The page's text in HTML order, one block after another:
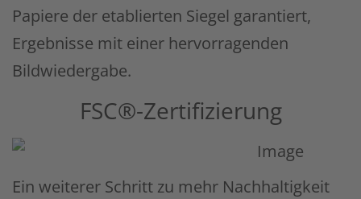
Papiere der etablierten Siegel garantiert,
Ergebnisse mit einer hervorragenden
Bildwiedergabe.
FSC®-Zertifizierung
Ein weiterer Schritt zu mehr Nachhaltigkeit